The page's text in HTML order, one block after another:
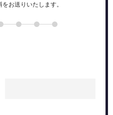
お送りいたします。